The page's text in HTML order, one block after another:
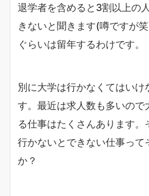
退学者を含めると3割以上の
きないと聞きます(噂ですが
ぐらいは留年するわけです。
別に大学は行かなくてはい
す。最近は求人数も多いので
る仕事はたくさんあります
行かないとできない仕事って
か？